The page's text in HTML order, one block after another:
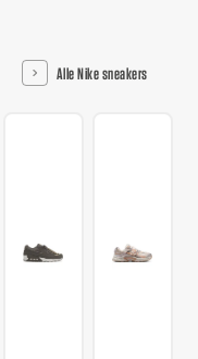
Alle Nike sneakers